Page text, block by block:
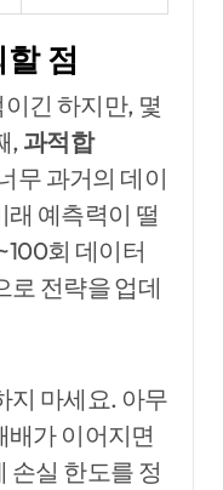
점
긴 하지만, 몇
, 과적합
무 과거의 데이
래 예측력이 떨
회 데이터
로 전략을 업데
지 마세요. 아무
배가 이어지면
손실 한도를 정